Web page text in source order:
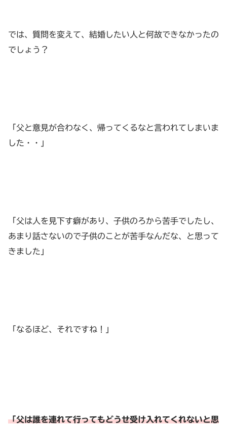
では、質問を変えて、結婚したい人と何故できなかったの
でしょう？
「父と意見が合わなく、帰ってくるなと言われてしまいま
した・・」
「父は人を見下す癖があり、子供のろから苦手でしたし、
あまり話さないので子供のことが苦手なんだな、と思って
きました」
「なるほど、それですね！」
「父は誰を連れて行ってもどうせ受け入れてくれないと思